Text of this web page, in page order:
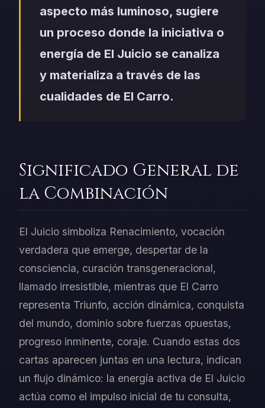
aspecto más luminoso, sugiere
un proceso donde la iniciativa o
energía de El Juicio se canaliza
y materializa a través de las
cualidades de El Carro.
Significado General de
la Combinación
El Juicio simboliza Renacimiento, vocación
verdadera que emerge, despertar de la
consciencia, curación transgeneracional,
llamado irresistible, mientras que El Carro
representa Triunfo, acción dinámica, conquista
del mundo, dominio sobre fuerzas opuestas,
progreso inminente, coraje. Cuando estas dos
cartas aparecen juntas en una lectura, indican
un flujo dinámico: la energía activa de El Juicio
actúa como el impulso inicial de tu consulta,